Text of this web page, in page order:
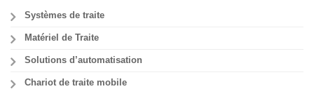
Systèmes de traite
Matériel de Traite
Solutions d’automatisation
Chariot de traite mobile